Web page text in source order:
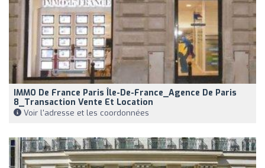
IMMO De France Paris Île-De-France_Agence De Paris
8_Transaction Vente Et Location
Voir l'adresse et les coordonnées